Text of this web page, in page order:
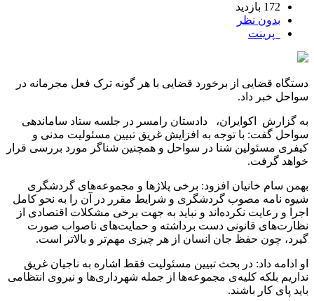
172 بازدید
بدون نظر
پرینت
دستگاه قضایی از برخورد قضایی با هر گونه ترک فعل مجرمانه در
سواحل خبر داد.
به گزارش اکوایران، دادستان رامسر در جلسه ستاد ساماندهی
سواحل گفت: با توجه به افزایش غریق تبیین مسئولیت مدنی و
کیفری مسئولین شنا در سواحل و همچنین شناگر مورد بررسی قرار
خواهد گرفت.
بهمن سام خانیان افزود: برخی پلاژ‌ها و مجموعه‌های گردشگری
شیوه نامه مصوب گردشگری و شرایط مقرر در آن را به نحو کامل
اجرا و رعایت نکرده‌اند و نباید به جهت برخی مشکلات اقتصادی از
نظارت‌های قانونی دست برداشته و حمایت‌های ناصواب صورت
گیرد، چون حفظ جان انسان از هر چیزی مهم‌تر و بالاتر است.
او ادامه داد: در بحث تبیین مسئولیت فقط اشاره به ناجیان غریق
نداریم بلکه کلیه‌ی مجموعه‌ها از جمله شهرداری‌ها و نیروی انتظامی
باید پای کار باشند.